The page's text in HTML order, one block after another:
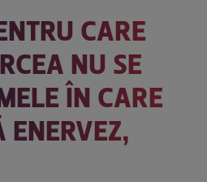
CARE
NU SE
ÎN CARE
ENERVEZ,